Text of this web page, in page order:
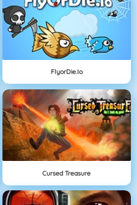
FlyorDie.io
Cursed Treasure